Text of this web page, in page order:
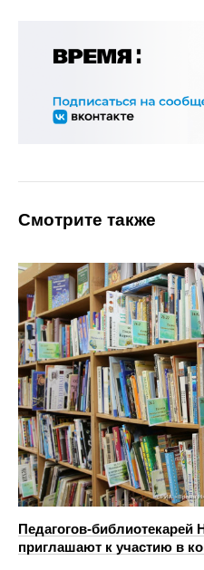
Смотрите также
Педагогов-библиотекарей
приглашают к участию в